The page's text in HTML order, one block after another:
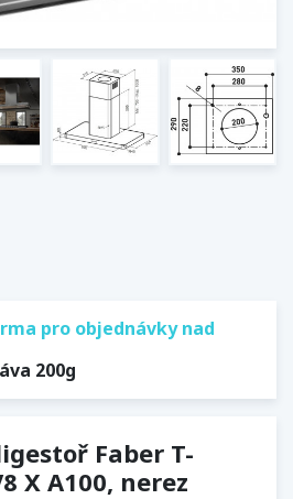
pro objednávky nad
200g
Faber T-
X A100, nerez